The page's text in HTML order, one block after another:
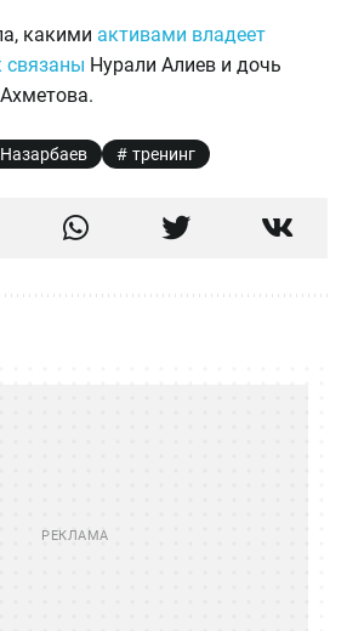
какими активами владеет
связаны Нурали Алиев и дочь
Назарбаев тренинг